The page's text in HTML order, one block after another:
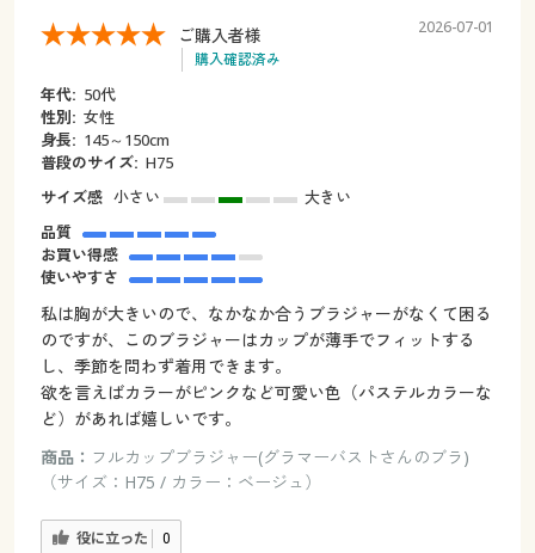
ご購入者様
購入確認済み
2026-07-01
年代: 50代
性別: 女性
身長: 145～150cm
普段のサイズ: H75
サイズ感 小さい
大きい
品質
お買い得感
使いやすさ
私は胸が大きいので、なかなか合うブラジャーがなくて困る
のですが、このブラジャーはカップが薄手でフィットする
し、季節を問わず着用できます。
欲を言えばカラーがピンクなど可愛い色（パステルカラーな
ど）があれば嬉しいです。
商品： フルカップブラジャー(グラマーバストさんのブラ)
（サイズ：H75 / カラー：ベージュ）
役に立った 0